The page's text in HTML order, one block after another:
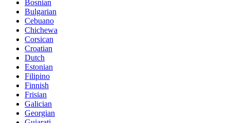
Bosnian
Bulgarian
Cebuano
Chichewa
Corsican
Croatian
Dutch
Estonian
Filipino
Finnish
Frisian
Galician
Georgian